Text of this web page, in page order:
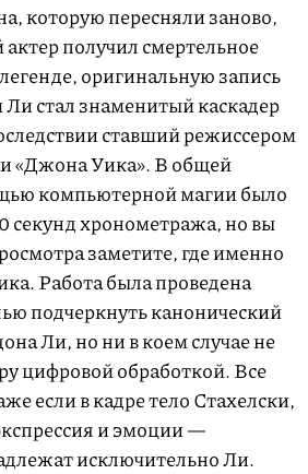
которую пересняли заново,
получил смертельное
оригинальную запись
стал знаменитый каскадер
ставший режиссером
«Джона Уика». В общей
компьютерной магии было
секунд хронометража, но вы
заметите, где именно
Работа была проведена
подчеркнуть канонический
Ли, но ни в коем случае не
цифровой обработкой. Все
если в кадре тело Стахелски,
и эмоции —
исключительно Ли.